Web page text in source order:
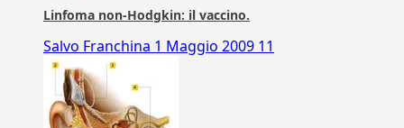
Linfoma non-Hodgkin: il vaccino.
Salvo Franchina 1 Maggio 2009 11